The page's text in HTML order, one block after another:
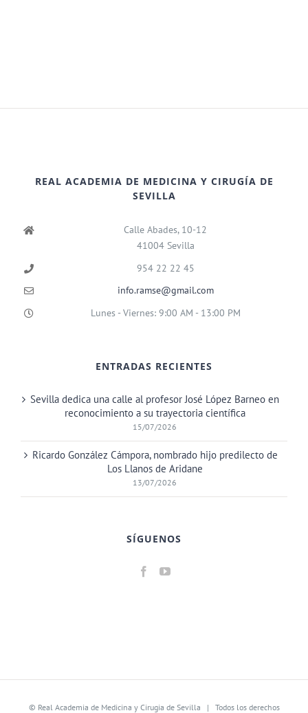
REAL ACADEMIA DE MEDICINA Y CIRUGÍA DE
SEVILLA
Calle Abades, 10-12
41004 Sevilla
954 22 22 45
info.ramse@gmail.com
Lunes - Viernes: 9:00 AM - 13:00 PM
ENTRADAS RECIENTES
Sevilla dedica una calle al profesor José López Barneo en
reconocimiento a su trayectoria científica
15/07/2026
Ricardo González Cámpora, nombrado hijo predilecto de
Los Llanos de Aridane
13/07/2026
SÍGUENOS
© Real Academia de Medicina y Cirugia de Sevilla | Todos los derechos